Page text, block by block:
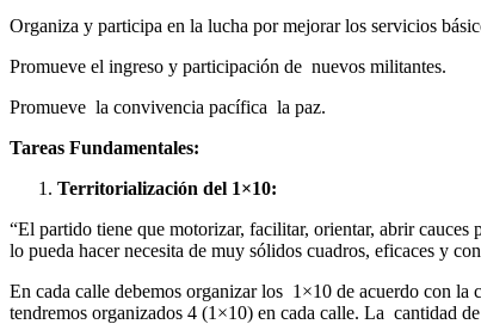
Organiza y participa en la lucha por mejorar los servicios
Promueve el ingreso y participación de nuevos militantes.
Promueve la convivencia pacífica la paz.
Tareas Fundamentales:
Territorialización del 1×10:
“El partido tiene que motorizar, facilitar, orientar, abrir
lo pueda hacer necesita de muy sólidos cuadros, eficaces y
En cada calle debemos organizar los 1×10 de acuerdo con
tendremos organizados 4 (1×10) en cada calle. La cantidad